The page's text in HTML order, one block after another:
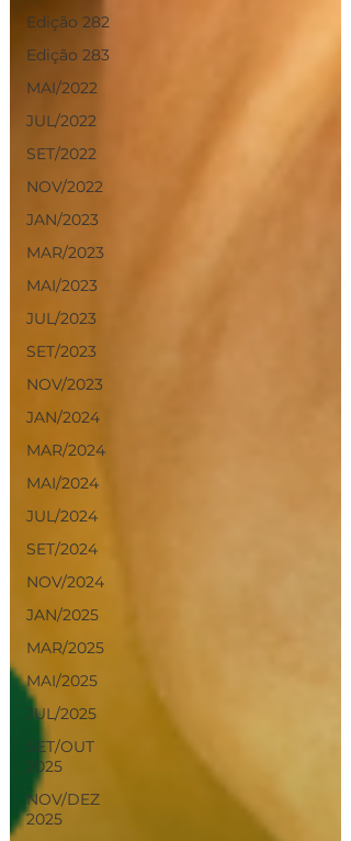
Edição 282
Edição 283
MAI/2022
JUL/2022
SET/2022
NOV/2022
JAN/2023
MAR/2023
MAI/2023
JUL/2023
SET/2023
NOV/2023
JAN/2024
MAR/2024
MAI/2024
JUL/2024
SET/2024
NOV/2024
JAN/2025
MAR/2025
MAI/2025
JUL/2025
SET/OUT
2025
NOV/DEZ
2025